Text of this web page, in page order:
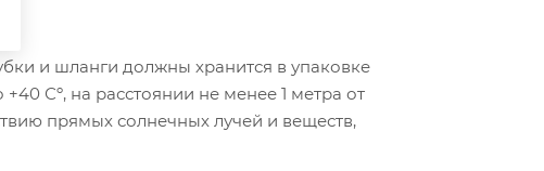
и шланги должны хранится в упаковке
Сº, на расстоянии не менее 1 метра от
прямых солнечных лучей и веществ,